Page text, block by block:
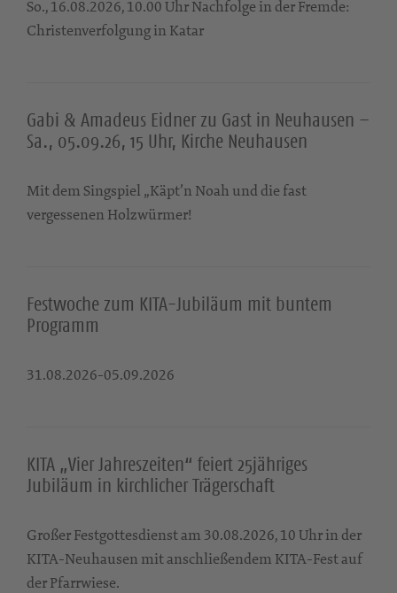
So., 16.08.2026, 10.00 Uhr Nachfolge in der Fremde:
Christenverfolgung in Katar
Gabi & Amadeus Eidner zu Gast in Neuhausen –
Sa., 05.09.26, 15 Uhr, Kirche Neuhausen
Mit dem Singspiel „Käpt’n Noah und die fast
vergessenen Holzwürmer!
Festwoche zum KITA-Jubiläum mit buntem
Programm
31.08.2026-05.09.2026
KITA „Vier Jahreszeiten“ feiert 25jähriges
Jubiläum in kirchlicher Trägerschaft
Großer Festgottesdienst am 30.08.2026, 10 Uhr in der
KITA-Neuhausen mit anschließendem KITA-Fest auf
der Pfarrwiese.